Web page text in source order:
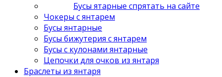
Бусы ятарные спрятать на сайте
Чокеры с янтарем
Бусы янтарные
Бусы бижутерия с янтарем
Бусы с кулонами янтарные
Цепочки для очков из янтаря
Браслеты из янтаря